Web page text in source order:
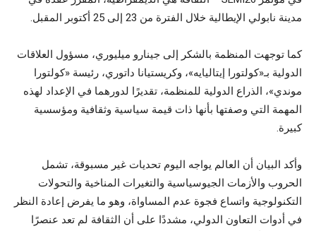
مدينة نابولي الإيطالية خلال الفترة من 23 إلى 25 أكتوبر المقبل.
كما توجهت المنظمة بالشكر إلى جينارو ميليوري، مسؤول العلاقات
الدولية بـ«كولتورا إيتاليايه»، وكريستيانا داتوري، رئيسة «كولتورا
موندي»، الذراع الدولية للمنظمة، تقديرًا لدورهما في الإعداد لهذه
المهمة التي وصفتها بأنها ذات قيمة سياسية وثقافية ومؤسسية
كبيرة.
وأكد البيان أن العالم يواجه اليوم تحديات غير مسبوقة، تشمل
الحروب والأزمات الجيوسياسية والتغيرات المناخية والتحولات
التكنولوجية واتساع فجوة عدم المساواة، وهو ما يفرض إعادة النظر
في أدوات التعاون الدولي، مشددًا على أن الثقافة لم تعد عنصرًا